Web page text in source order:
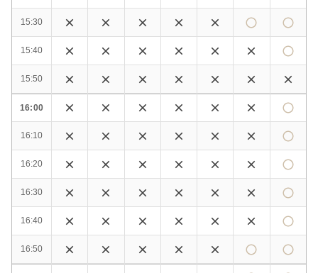
15:30
15:40
15:50
16:00
16:10
16:20
16:30
16:40
16:50